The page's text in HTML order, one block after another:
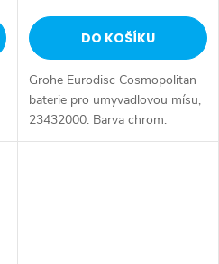
DO KOŠÍKU
Grohe Eurodisc Cosmopolitan
baterie pro umyvadlovou mísu,
23432000. Barva chrom.